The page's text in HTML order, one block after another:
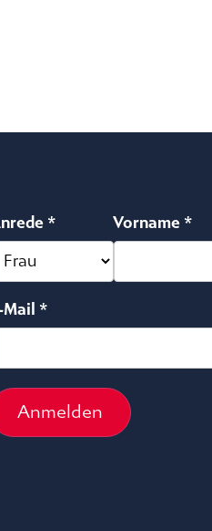
* Vorname *
Mail *
Anmelden